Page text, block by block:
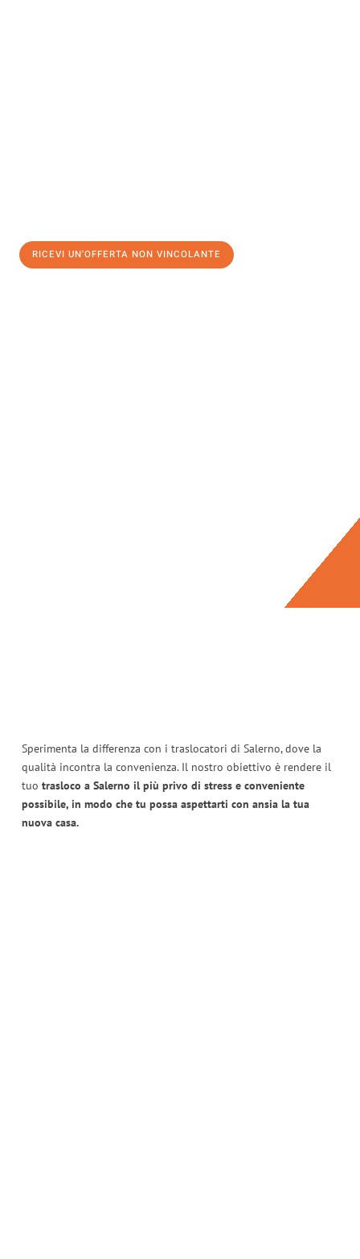
RICEVI UN'OFFERTA NON VINCOLANTE
Sperimenta la differenza con i traslocatori di Salerno, dove la
qualità incontra la convenienza. Il nostro obiettivo è rendere il
tuo trasloco a Salerno il più privo di stress e conveniente
possibile, in modo che tu possa aspettarti con ansia la tua
nuova casa.